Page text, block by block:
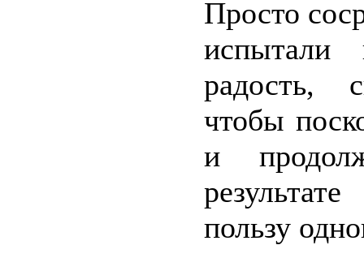
Просто
радость,
чтобы
и
пользу